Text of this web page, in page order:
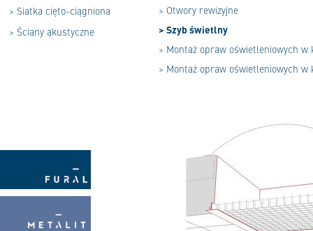
> Siatka cięto-ciągniona
> Ściany akustyczne
> Otwory rewizyjne
> Szyb świetlny
> Montaż opraw oświetleniowych
> Montaż opraw oświetleniowych